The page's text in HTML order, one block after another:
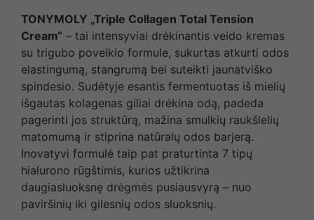
TONYMOLY „Triple Collagen Total Tension
Cream“ – tai intensyviai drėkinantis veido kremas
su trigubo poveikio formule, sukurtas atkurti odos
elastingumą, stangrumą bei suteikti jaunatviško
spindesio. Sudėtyje esantis fermentuotas iš mielių
išgautas kolagenas giliai drėkina odą, padeda
pagerinti jos struktūrą, mažina smulkių raukšlelių
matomumą ir stiprina natūralų odos barjerą.
Inovatyvi formulė taip pat praturtinta 7 tipų
hialurono rūgštimis, kurios užtikrina
daugiasluoksnę drėgmės pusiausvyrą – nuo
paviršinių iki gilesnių odos sluoksnių.